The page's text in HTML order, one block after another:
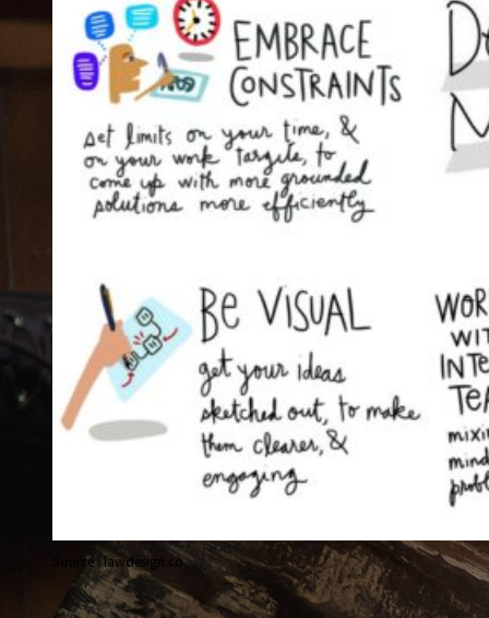
Source : lawdesign.co